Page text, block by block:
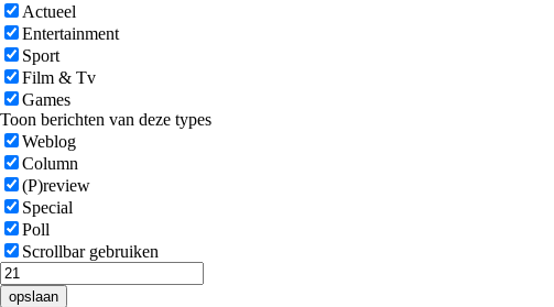
Actueel
Entertainment
Sport
Film & Tv
Games
Toon berichten van deze types
Weblog
Column
(P)review
Special
Poll
Scrollbar gebruiken
opslaan